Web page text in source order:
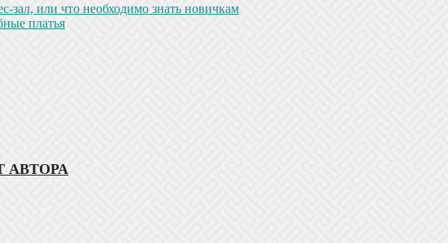
зал, или что необходимо знать новичкам
платья
АВТОРА